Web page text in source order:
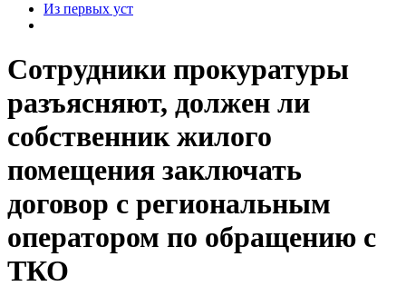
Из пеpвых уст
Сотрудники прокуратуры
разъясняют, должен ли
собственник жилого
помещения заключать
договор с региональным
оператором по обращению с
ТКО